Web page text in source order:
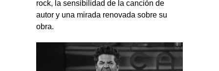
rock, la sensibilidad de la canción de
autor y una mirada renovada sobre su
obra.